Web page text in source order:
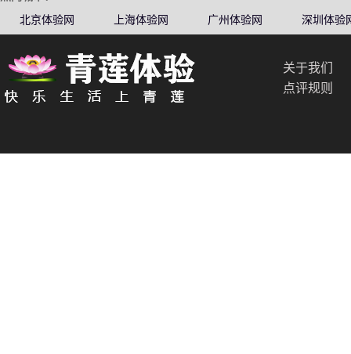
北京体验网
上海体验网 广州体验网 深圳体验
关于我们
点评规则